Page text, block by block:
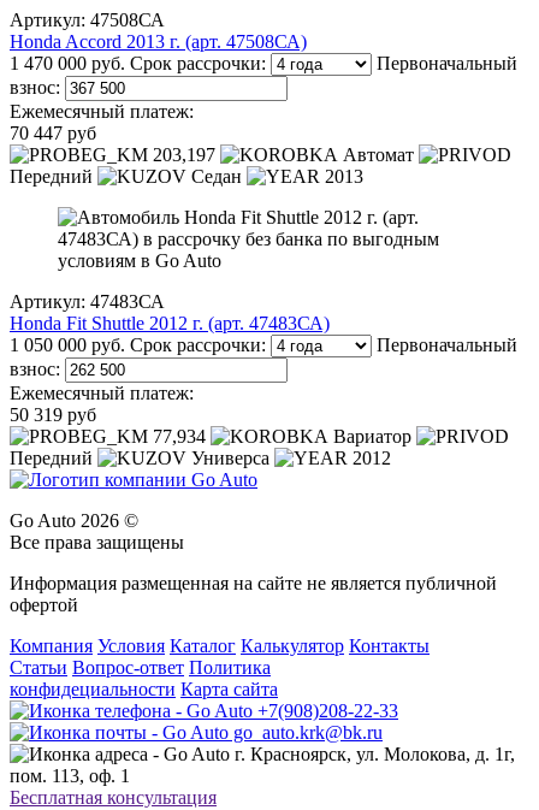
Артикул: 47508СА
Honda Accord 2013 г. (арт. 47508СА)
1 470 000 руб. Срок рассрочки:
Первоначальный
взнос:
Ежемесячный платеж:
70 447 руб
203,197
Автомат
Передний
Седан 2013
Артикул: 47483СА
Honda Fit Shuttle 2012 г. (арт. 47483СА)
1 050 000 руб. Срок рассрочки:
Первоначальный
взнос:
Ежемесячный платеж:
50 319 руб
77,934
Вариатор
Передний
Универса 2012
Go Auto 2026 ©
Все права защищены
Информация размещенная на сайте не является публичной
офертой
Компания Условия Каталог Калькулятор Контакты
Статьи Вопрос-ответ Политика
конфидециальности Карта сайта
+7(908)208-22-33
go_auto.krk@bk.ru
г. Красноярск, ул. Молокова, д. 1г,
пом. 113, оф. 1
Бесплатная консультация